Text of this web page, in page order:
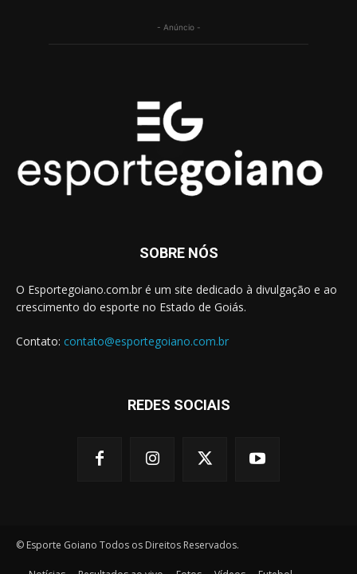
- Anúncio -
SOBRE NÓS
O Esportegoiano.com.br é um site dedicado à divulgação e ao
crescimento do esporte no Estado de Goiás.
Contato: contato@esportegoiano.com.br
REDES SOCIAIS
© Esporte Goiano Todos os Direitos Reservados.